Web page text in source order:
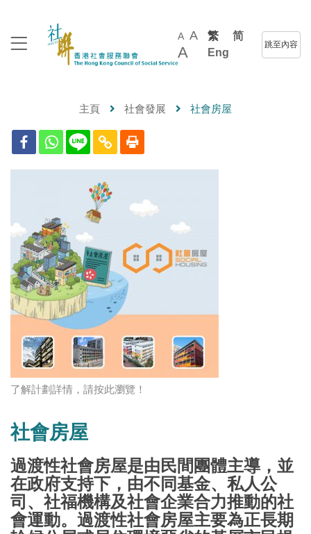
A A
A
繁
简
Eng
跳至內容
主頁 社會發展 社會房屋
了解計劃詳情，請按此瀏覽！
社會房屋
過渡性社會房屋是由民間團體主導，並
在政府支持下，由不同基金、私人公
司、社福機構及社會企業合力推動的社
會運動。過渡性社會房屋主要為正長期